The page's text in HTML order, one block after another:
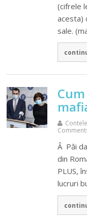
(cifrele
acesta)
sale.
Â Păi
din
PLUS,
lucruri